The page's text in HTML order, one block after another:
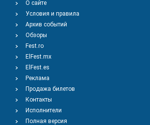
О сайте
Условия и правила
Архив событий
Обзоры
Fest.ro
ElFest.mx
ElFest.es
Реклама
Продажа билетов
Контакты
Исполнители
Полная версия